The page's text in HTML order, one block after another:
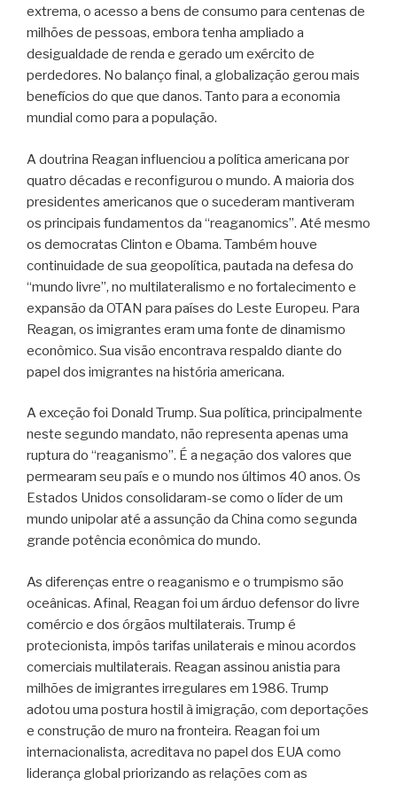
extrema, o acesso a bens de consumo para centenas de
milhões de pessoas, embora tenha ampliado a
desigualdade de renda e gerado um exército de
perdedores. No balanço final, a globalização gerou mais
benefícios do que que danos. Tanto para a economia
mundial como para a população.
A doutrina Reagan influenciou a política americana por
quatro décadas e reconfigurou o mundo. A maioria dos
presidentes americanos que o sucederam mantiveram
os principais fundamentos da “reaganomics”. Até mesmo
os democratas Clinton e Obama. Também houve
continuidade de sua geopolítica, pautada na defesa do
“mundo livre”, no multilateralismo e no fortalecimento e
expansão da OTAN para países do Leste Europeu. Para
Reagan, os imigrantes eram uma fonte de dinamismo
econômico. Sua visão encontrava respaldo diante do
papel dos imigrantes na história americana.
A exceção foi Donald Trump. Sua política, principalmente
neste segundo mandato, não representa apenas uma
ruptura do “reaganismo”. É a negação dos valores que
permearam seu país e o mundo nos últimos 40 anos. Os
Estados Unidos consolidaram-se como o líder de um
mundo unipolar até a assunção da China como segunda
grande potência econômica do mundo.
As diferenças entre o reaganismo e o trumpismo são
oceânicas. Afinal, Reagan foi um árduo defensor do livre
comércio e dos órgãos multilaterais. Trump é
protecionista, impôs tarifas unilaterais e minou acordos
comerciais multilaterais. Reagan assinou anistia para
milhões de imigrantes irregulares em 1986. Trump
adotou uma postura hostil à imigração, com deportações
e construção de muro na fronteira. Reagan foi um
internacionalista, acreditava no papel dos EUA como
liderança global priorizando as relações com as